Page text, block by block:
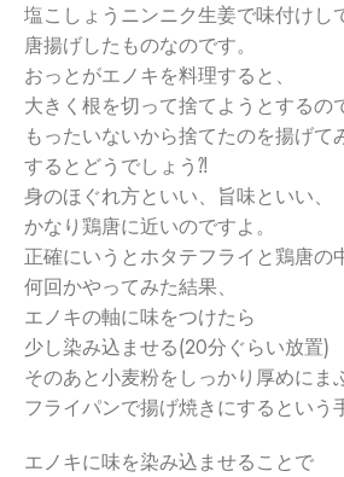
塩こしょうニンニク生姜で味付けし
唐揚げしたものなのです。
おっとがエノキを料理すると、
大きく根を切って捨てようとするの
もったいないから捨てたのを揚げて
するとどうでしょう⁈
身のほぐれ方といい、旨味といい、
かなり鶏唐に近いのですよ。
正確にいうとホタテフライと鶏唐の
何回かやってみた結果、
エノキの軸に味をつけたら
少し染み込ませる(20分ぐらい放置)
そのあと小麦粉をしっかり厚めにま
フライパンで揚げ焼きにするという
エノキに味を染み込ませることで